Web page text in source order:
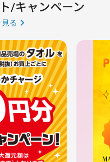
/キャンペーン
る